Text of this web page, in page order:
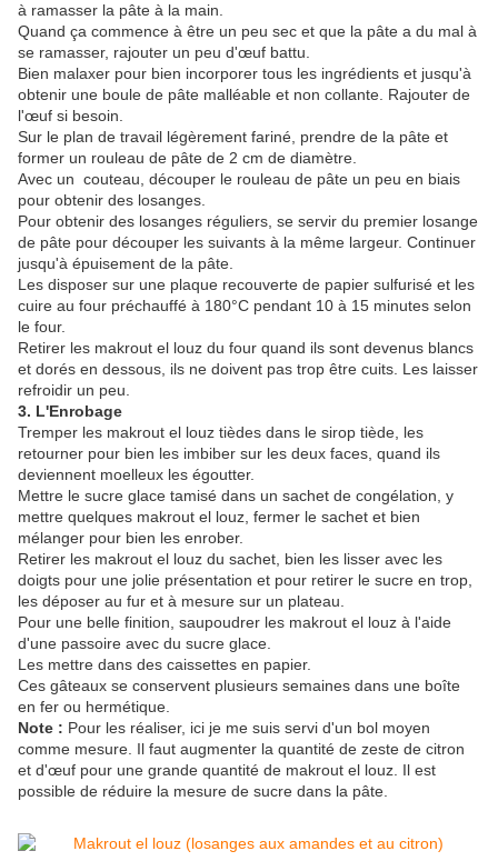
à ramasser la pâte à la main.
Quand ça commence à être un peu sec et que la pâte a du mal à
se ramasser, rajouter un peu d'œuf battu.
Bien malaxer pour bien incorporer tous les ingrédients et jusqu'à
obtenir une boule de pâte malléable et non collante. Rajouter de
l'œuf si besoin.
Sur le plan de travail légèrement fariné, prendre de la pâte et
former un rouleau de pâte de 2 cm de diamètre.
Avec un couteau, découper le rouleau de pâte un peu en biais
pour obtenir des losanges.
Pour obtenir des losanges réguliers, se servir du premier losange
de pâte pour découper les suivants à la même largeur. Continuer
jusqu'à épuisement de la pâte.
Les disposer sur une plaque recouverte de papier sulfurisé et les
cuire au four préchauffé à 180°C pendant 10 à 15 minutes selon
le four.
Retirer les makrout el louz du four quand ils sont devenus blancs
et dorés en dessous, ils ne doivent pas trop être cuits. Les laisser
refroidir un peu.
3. L'Enrobage
Tremper les makrout el louz tièdes dans le sirop tiède, les
retourner pour bien les imbiber sur les deux faces, quand ils
deviennent moelleux les égoutter.
Mettre le sucre glace tamisé dans un sachet de congélation, y
mettre quelques makrout el louz, fermer le sachet et bien
mélanger pour bien les enrober.
Retirer les makrout el louz du sachet, bien les lisser avec les
doigts pour une jolie présentation et pour retirer le sucre en trop,
les déposer au fur et à mesure sur un plateau.
Pour une belle finition, saupoudrer les makrout el louz à l'aide
d'une passoire avec du sucre glace.
Les mettre dans des caissettes en papier.
Ces gâteaux se conservent plusieurs semaines dans une boîte
en fer ou hermétique.
Note : Pour les réaliser, ici je me suis servi d'un bol moyen
comme mesure. Il faut augmenter la quantité de zeste de citron
et d'œuf pour une grande quantité de makrout el louz. Il est
possible de réduire la mesure de sucre dans la pâte.